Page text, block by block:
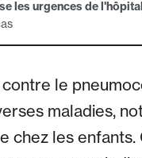
les urgences de
contre le
maladies,
chez les